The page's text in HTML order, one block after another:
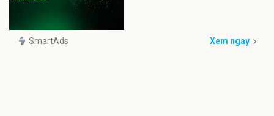
SmartAds Xem ngay